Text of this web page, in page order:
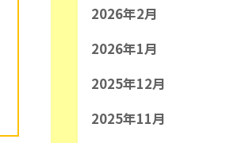
2026年2月
2026年1月
2025年12月
2025年11月